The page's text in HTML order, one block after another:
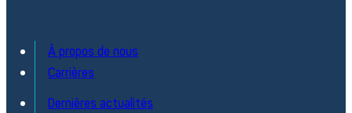
À propos de nous
Carrières
Dernières actualités